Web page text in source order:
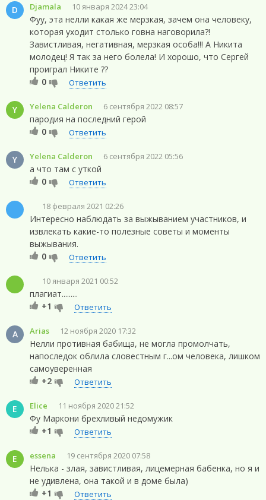
D Djamala 10 января 2024 23:04
Фуу, эта нелли какая же мерзкая, зачем она человеку,
которая уходит столько говна наговорила?!
Завистливая, негативная, мерзкая особа!!! А Никита
молодец! Я так за него болела! И хорошо, что Сергей
проиграл Никите ??
0
Ответить
Y Yelena Calderon 6 сентября 2022 08:57
пародия на последний герой
0
Ответить
Y Yelena Calderon 6 сентября 2022 05:56
а что там с уткой
0
Ответить
18 февраля 2021 02:26
Интересно наблюдать за выжыванием участников, и
извлекать какие-то полезные советы и моменты
выжывания.
0
Ответить
10 января 2021 00:52
плагиат.........
+1
Ответить
A Arias 12 ноября 2020 17:32
Нелли противная бабища, не могла промолчать,
напоследок облила словестным г...ом человека, лишком
самоуверенная
+2
Ответить
E Elice 11 ноября 2020 21:52
Фу Маркони брехливый недомужик
+1
Ответить
E essena 19 сентября 2020 07:58
Нелька - злая, завистливая, лицемерная бабенка, но я и
не удивлена, она такой и в доме была)
+1
Ответить